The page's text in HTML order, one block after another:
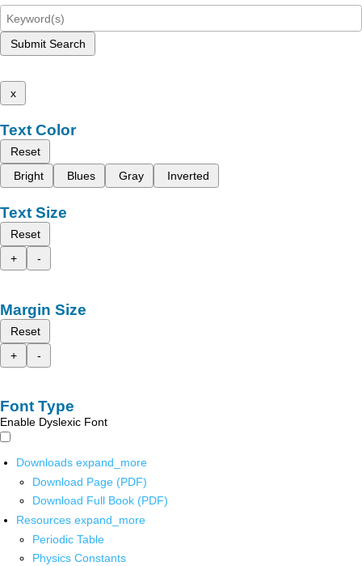
Submit Search
x
Text Color
Reset
Bright
Blues Gray Inverted
Text Size
Reset
+
-
Margin Size
Reset
+
-
Font Type
Enable Dyslexic Font
Downloads expand_more
Download Page (PDF)
Download Full Book (PDF)
Resources expand_more
Periodic Table
Physics Constants